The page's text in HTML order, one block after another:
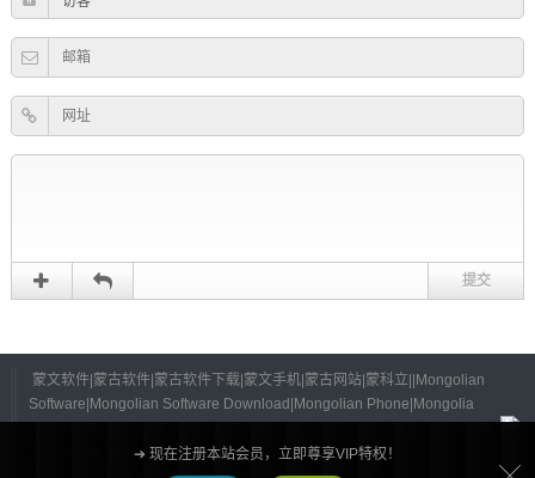
蒙文软件|蒙古软件|蒙古软件下载|蒙文手机|蒙古网站|蒙科立||Mongolian
Software|Mongolian Software Download|Mongolian Phone|Mongolia
蒙公网安备15052402000125号➔ 现在注册本站会员，立即尊享VIP特权！